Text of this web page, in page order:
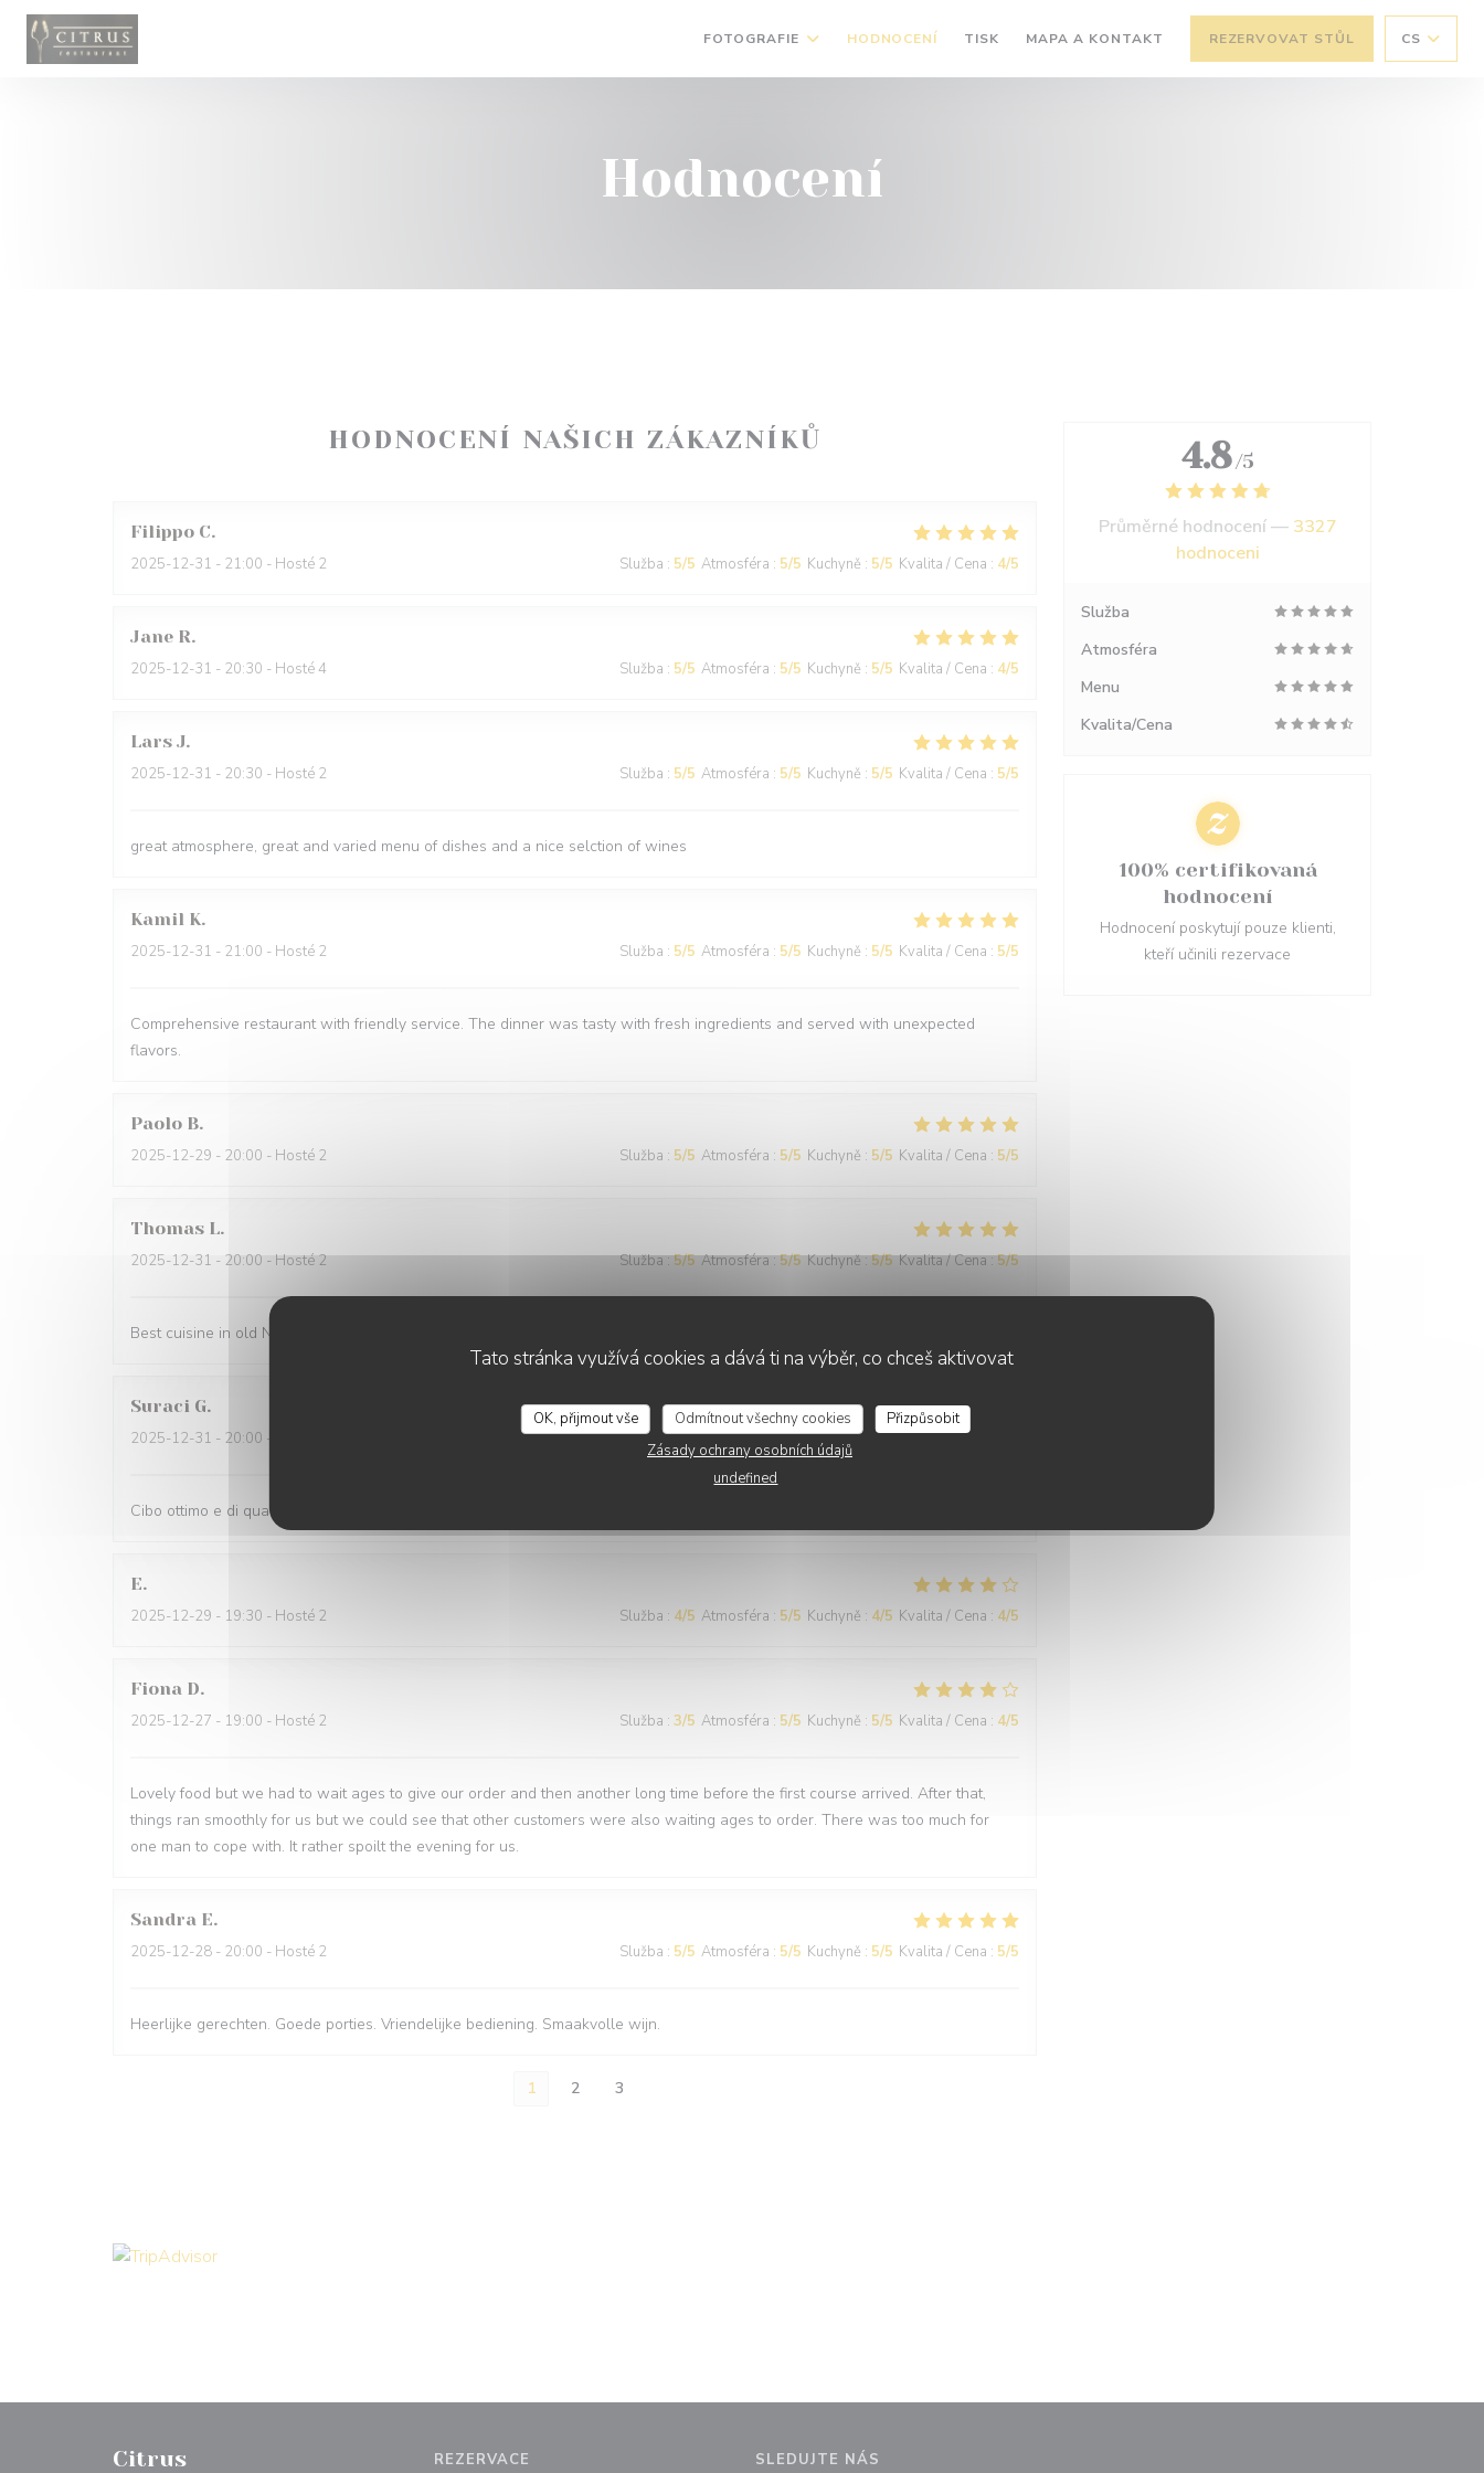
Panel pro správu cookies
Tato stránka využívá cookies a dává ti na výběr, co chceš aktivovat
OK, přijmout vše Odmítnout všechny cookies
Přizpůsobit
Zásady ochrany osobních údajů
undefined
FOTOGRAFIE HODNOCENÍ TISK MAPA A KONTAKT REZERVOVAT STŮL CS
Hodnocení
HODNOCENÍ NAŠICH ZÁKAZNÍKŮ
Filippo C
2025-12-31 - 21:00 - Hosté 2 Služba : 5/5 Atmosféra : 5/5 Kuchyně : 5/5 Kvalita / Cena : 4/5
Jane R
2025-12-31 - 20:30 - Hosté 4 Služba : 5/5 Atmosféra : 5/5 Kuchyně : 5/5 Kvalita / Cena : 4/5
Lars J
2025-12-31 - 20:30 - Hosté 2 Služba : 5/5 Atmosféra : 5/5 Kuchyně : 5/5 Kvalita / Cena : 5/5
great atmosphere, great and varied menu of dishes and a nice selction of wines
Kamil K
2025-12-31 - 21:00 - Hosté 2 Služba : 5/5 Atmosféra : 5/5 Kuchyně : 5/5 Kvalita / Cena : 5/5
Comprehensive restaurant with friendly service. The dinner was tasty with fresh ingredients and served with unexpected
flavors.
Paolo B
2025-12-29 - 20:00 - Hosté 2 Služba : 5/5 Atmosféra : 5/5 Kuchyně : 5/5 Kvalita / Cena : 5/5
Thomas L
2025-12-31 - 20:00 - Hosté 2 Služba:5/5 Atmosféra:5/5 Kuchyně:5/5 Kvalita / Cena:5/5
Best cuisine in old Nice.
Suraci G
2025-12-31 - 20:00 - Hosté 2 Služba:5/5 Atmosféra:5/5 Kuchyně: 5/5 Kvalita / Cena
Cibo ottimo e di qualità, servizio eccellente,complimenti
E
2025-12-29 - 19:30 - Hosté 2 Služba : 4/5 Atmosféra : 5/5 Kuchyně : 4/5 Kvalita / Cena : 4/5
Fiona D
2025-12-27 - 19:00 - Hosté 2 Služba : 3/5 Atmosféra : 5/5 Kuchyně : 5/5 Kvalita / Cena : 4/5
Lovely food but we had to wait ages to give our order and then another long time before the first course arrived. After that,
things ran smoothly for us but we could see that other customers were also waiting ages to order. There was too much for
one man to cope with. It rather spoilt the evening for us.
Sandra E
2025-12-28 - 20:00 - Hosté 2 Služba : 5/5 Atmosféra : 5/5 Kuchyně : 5/5 Kvalita / Cena : 5/5
Heerlijke gerechten. Goede porties. Vriendelijke bediening. Smaakvolle wijn.
1 2 3
4.8 /5
Průměrné hodnocení — 3327
hodnoceni
Služba
Atmosféra
Menu
Kvalita/Cena
100% certifikovaná
hodnocení
Hodnocení poskytují pouze klienti,
kteří učinili rezervace
Citrus REZERVACE SLEDUJTE NÁS